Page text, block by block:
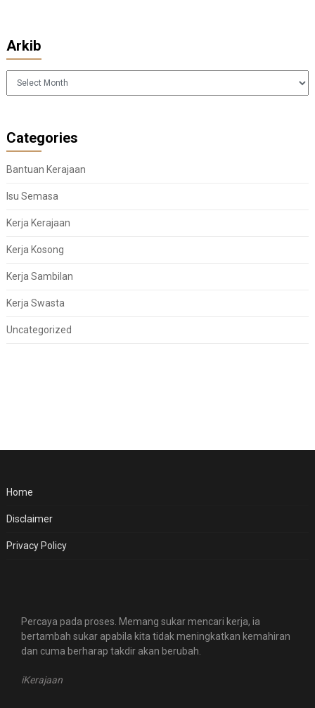
Arkib
Arkib
Categories
Bantuan Kerajaan
Isu Semasa
Kerja Kerajaan
Kerja Kosong
Kerja Sambilan
Kerja Swasta
Uncategorized
Home
Disclaimer
Privacy Policy
Percaya pada proses. Memang sukar mencari kerja, ia
bertambah sukar apabila kita tidak meningkatkan kemahiran
dan cuma berharap takdir akan berubah.
iKerajaan